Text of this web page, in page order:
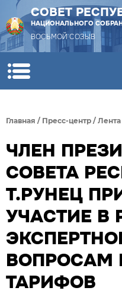
СОВЕТ
НАЦИОНАЛЬНОГО
ВОСЬМОЙ СОЗЫВ
Главная / Пресс-центр / Лента
ЧЛЕН
СОВЕТА
Т.РУНЕЦ
УЧАСТИЕ В
ВОПРОСАМ
ТАРИФОВ